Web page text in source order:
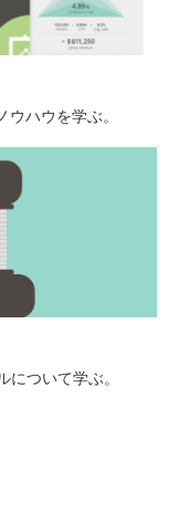
ハウを学ぶ。
ついて学ぶ。